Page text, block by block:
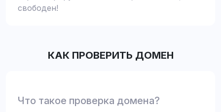
свободен!
КАК ПРОВЕРИТЬ ДОМЕН
Что такое проверка домена?